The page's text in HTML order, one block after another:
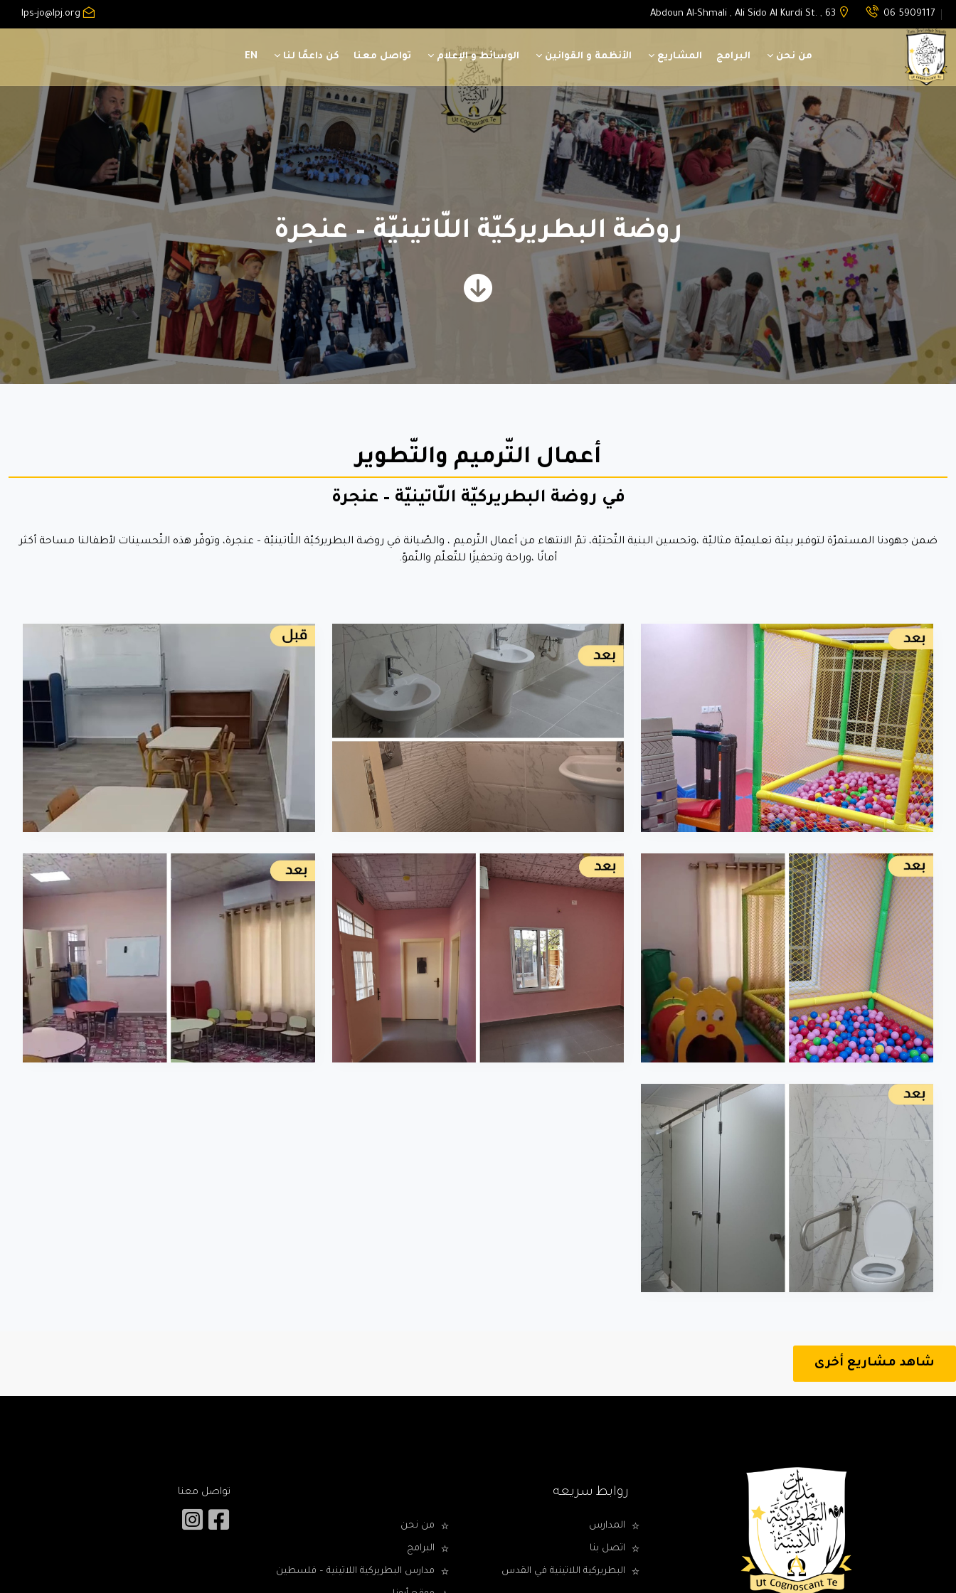
06 5909117
Abdoun Al-Shmali , Ali Sido Al Kurdi St. , 63
lps-jo@lpj.org
من نحن البرامج المشاريع الأنظمة و القوانين الوسائط و الإعلام تواصل معنا كن داعمًا لنا EN
روضة البطريركيّة اللّاتينيّة – عنجرة
أعمال التّرميم والتّطوير
في روضة البطريركيّة اللّاتينيّة – عنجرة
ضمن جهودنا المستمرّة لتوفير بيئة تعليميّة مثاليّة ،وتحسين البنية التّحتيّة، تمّ الانتهاء من أعمال التّرميم ، والصّيانة في روضة البطريركيّة اللّاتينيّة – عنجرة، وتوفّر هذه التّحسينات لأطفالنا مساحة أكثر
أمانًا ،وراحة وتحفيزًا للتّعلّم والنّموّ.
شاهد مشاريع أخرى
روابط سريعه
من نحن المدارس
البرامج اتصل بنا
مدارس البطريركية اللاتينية – فلسطين البطريركية اللاتينية في القدس
تواصل معنا